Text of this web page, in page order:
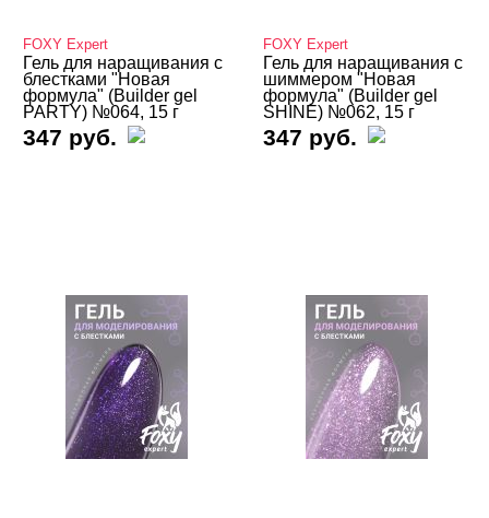
MIO Nails
MOLLON PRO
MONAMI
Nika Nagel
NOGTIKA
NOGTISHOP
Patrisa Nail
Severina
FOXY Expert
Гель для наращивания с
блестками "Новая
формула" (Builder gel
PARTY) №064, 15 г
347 руб.
FOXY Expert
Гель для наращивания с
шиммером "Новая
формула" (Builder gel
SHINE) №062, 15 г
347 руб.